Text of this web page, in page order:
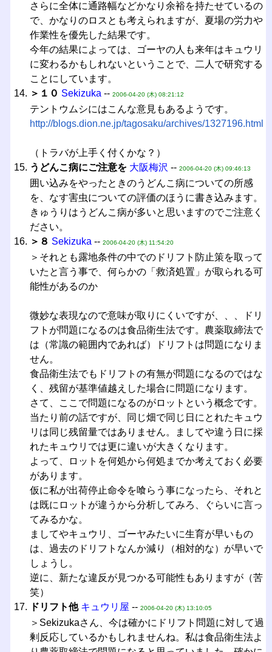
さらに全体に通路幅などかなり余裕を持たせているの
で、かなりのロスとも考えられますが、夏場の労力や
作業性を優先した結果です。
今年の結果によっては、ゴーヤの人も来年はキュウリ
に変わるかもしれないということで、二人で研究する
ことにしています。
＞１０ Sekizuka -- 2006-04-20 (木) 08:21:12
テントウムシにはこんな意見もあるようです。
http://blogs.dion.ne.jp/tagosaku/archives/1327196.html
（トラバが上手く付くかな？）
うどんこ病にご注意を 大阪梅沢 -- 2006-04-20 (木) 09:46:13
囲い込みをやったときのうどんこ病についての所感
を、なす害虫についての評価のほうに書き込みます。
きゅうりはうどんこ病が多いと思いますのでご注意く
ださい。
＞８ Sekizuka -- 2006-04-20 (木) 11:54:20
＞それとも露地条件の中でのドリフト防止策を取って
いたと言う事で、何らかの「救済処置」が取られる可
能性があるのか
微妙な表現なので意味が取りにくいですが、、、ドリ
フトが問題になるのは食品衛生法です。農薬取締法で
は（常識の範囲内であれば）ドリフトは問題になりま
せん。
食品衛生法でもドリフトの有無が問題になるのではな
く、残留が基準値越えした場合に問題になります。
さて、ここで問題になるのがロットという概念です。
当たり前の話ですが、同じ畑で同じ日にとれたキュウ
リは同じ残留量ではありません。ましてや違う日に採
れたキュウリでは更に違いが大きくなります。
よって、ロットを何処から何処までか考えておく必要
があります。
仮に私が出荷停止命令を喰らう事になったら、それと
は既にロットが違うから分析してみろ、ぐらいに言っ
てみるかな。
ましてやキュウリ、ゴーヤみたいに生育が早いもの
は、過去のドリフトなんか減り（相対的な）が早いで
しょうし。
逆に、新たな違反が見つかる可能性もありますが（苦
笑）
ドリフト他 キュウリ屋 -- 2006-04-20 (木) 13:10:05
＞Sekizukaさん、今は確かにドリフト問題に対して過
剰反応しているかもしれませんね。私は食品衛生法よ